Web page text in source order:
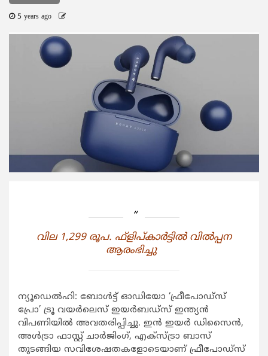
5 years ago
വില 1,299 രൂപ. ഫ്‌ളിപ്കാര്‍ട്ടില്‍ വില്‍പ്പന
ആരംഭിച്ചു
ന്യൂഡെല്‍ഹി: ബോള്‍ട്ട് ഓഡിയോ ‘ഫ്രീപോഡ്‌സ്
പ്രോ’ ട്രൂ വയര്‍ലെസ് ഇയര്‍ബഡ്‌സ് ഇന്ത്യന്‍
വിപണിയില്‍ അവതരിപ്പിച്ചു. ഇന്‍ ഇയര്‍ ഡിസൈന്‍,
അള്‍ട്രാ ഫാസ്റ്റ് ചാര്‍ജിംഗ്, എക്സ്ട്രാ ബാസ്
തുടങ്ങിയ സവിശേഷതകളോടെയാണ് ഫ്രീപോഡ്‌സ്